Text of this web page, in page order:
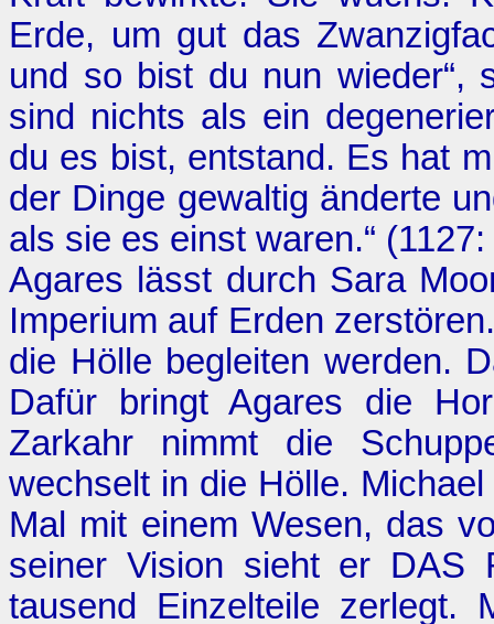
Erde, um gut das
und so bist du nun wieder“,
sind nichts als ein
du es bist, entstand. Es hat
der Dinge gewaltig änderte
als sie es einst waren.“ (1127:
Agares lässt durch Sara
Imperium auf Erden
die Hölle begleiten werden.
Dafür bringt Agares die
Zarkahr nimmt die
wechselt in die Hölle.
Mal mit einem Wesen, das
seiner Vision sieht er DAS
tausend Einzelteile zerlegt.